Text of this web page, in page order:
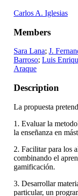
Carlos A. Iglesias
Members
Sara Lana; J.
Barroso; Luis
Araque
Description
La propuesta
1. Evaluar la
la enseñanza en
2. Facilitar para los
combinando el
gamificación.
3. Desarrollar
particular, un